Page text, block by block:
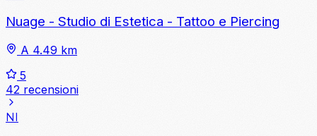
Nuage - Studio di Estetica - Tattoo e Piercing
A 4.49 km
5
42 recensioni
NI